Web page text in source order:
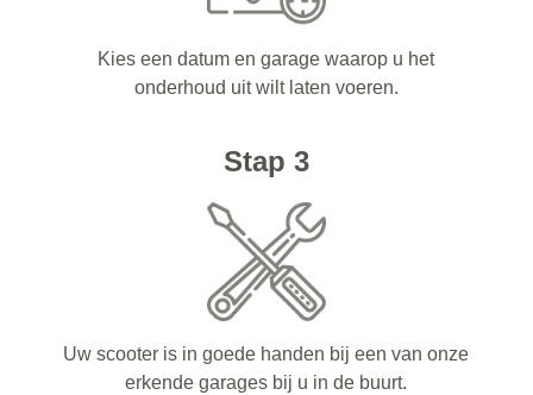
Kies een datum en garage waarop u het
onderhoud uit wilt laten voeren.
Stap 3
Uw scooter is in goede handen bij een van onze
erkende garages bij u in de buurt.